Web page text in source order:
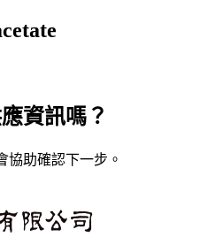
資訊嗎？
協助確認下一步。